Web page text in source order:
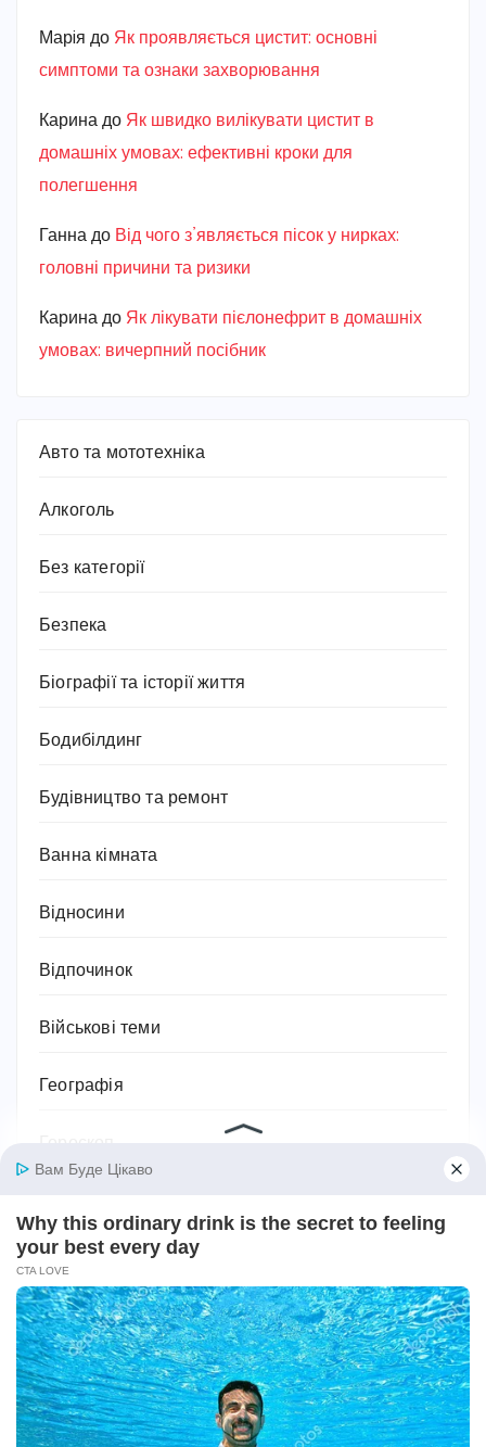
Марiя до Як проявляється цистит: основні
симптоми та ознаки захворювання
Карина до Як швидко вилікувати цистит в
домашніх умовах: ефективні кроки для
полегшення
Ганна до Від чого з’являється пісок у нирках:
головні причини та ризики
Карина до Як лікувати пієлонефрит в домашніх
умовах: вичерпний посібник
Авто та мототехніка
Алкоголь
Без категорії
Безпека
Біографії та історії життя
Бодибілдинг
Будівництво та ремонт
Ванна кімната
Відносини
Відпочинок
Військові теми
Географія
Дієти та схуднення
Дім
Діти
Домашнє господарство